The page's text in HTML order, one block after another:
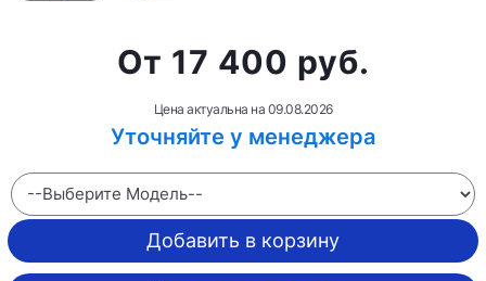
от 17 400 руб.
Цена актуальна на 09.08.2026
Уточняйте у менеджера
Добавить в корзину